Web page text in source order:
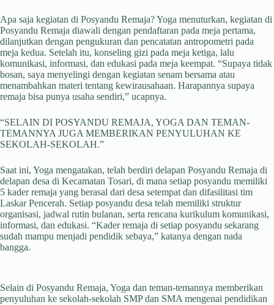
Apa saja kegiatan di Posyandu Remaja? Yoga menuturkan, kegiatan di
Posyandu Remaja diawali dengan pendaftaran pada meja pertama,
dilanjutkan dengan pengukuran dan pencatatan antropometri pada
meja kedua. Setelah itu, konseling gizi pada meja ketiga, lalu
komunikasi, informasi, dan edukasi pada meja keempat. “Supaya tidak
bosan, saya menyelingi dengan kegiatan senam bersama atau
menambahkan materi tentang kewirausahaan. Harapannya supaya
remaja bisa punya usaha sendiri,” ucapnya.
“SELAIN DI POSYANDU REMAJA, YOGA DAN TEMAN-
TEMANNYA JUGA MEMBERIKAN PENYULUHAN KE
SEKOLAH-SEKOLAH.”
Saat ini, Yoga mengatakan, telah berdiri delapan Posyandu Remaja di
delapan desa di Kecamatan Tosari, di mana setiap posyandu memiliki
5 kader remaja yang berasal dari desa setempat dan difasilitasi tim
Laskar Pencerah. Setiap posyandu desa telah memiliki struktur
organisasi, jadwal rutin bulanan, serta rencana kurikulum komunikasi,
informasi, dan edukasi. “Kader remaja di setiap posyandu sekarang
sudah mampu menjadi pendidik sebaya,” katanya dengan nada
bangga.
Selain di Posyandu Remaja, Yoga dan teman-temannya memberikan
penyuluhan ke sekolah-sekolah SMP dan SMA mengenai pendidikan